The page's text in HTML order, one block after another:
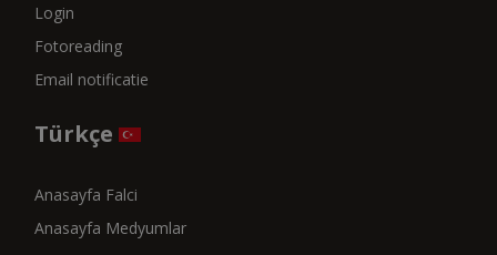
Login
Fotoreading
Email notificatie
Türkçe
Anasayfa Falci
Anasayfa Medyumlar